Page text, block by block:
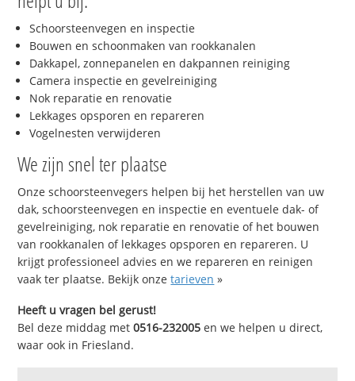
Schoorsteenvegen en inspectie
Bouwen en schoonmaken van rookkanalen
Dakkapel, zonnepanelen en dakpannen reiniging
Camera inspectie en gevelreiniging
Nok reparatie en renovatie
Lekkages opsporen en repareren
Vogelnesten verwijderen
We zijn snel ter plaatse
Onze schoorsteenvegers helpen bij het herstellen van uw
dak, schoorsteenvegen en inspectie en eventuele dak- of
gevelreiniging, nok reparatie en renovatie of het bouwen
van rookkanalen of lekkages opsporen en repareren. U
krijgt professioneel advies en we repareren en reinigen
vaak ter plaatse. Bekijk onzetarieven »
Heeft u vragen bel gerust!
Bel deze middag met0516-232005 en we helpen u direct,
waar ook in Friesland.